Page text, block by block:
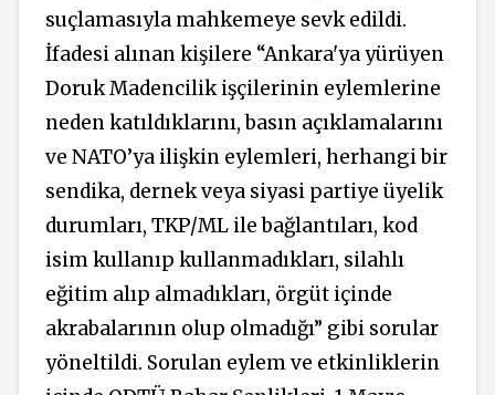
suçlamasıyla mahkemeye sevk edildi.
İfadesi alınan kişilere “Ankara'ya yürüyen
Doruk Madencilik işçilerinin eylemlerine
neden katıldıklarını, basın açıklamalarını
ve NATO’ya ilişkin eylemleri, herhangi bir
sendika, dernek veya siyasi partiye üyelik
durumları, TKP/ML ile bağlantıları, kod
isim kullanıp kullanmadıkları, silahlı
eğitim alıp almadıkları, örgüt içinde
akrabalarının olup olmadığı” gibi sorular
yöneltildi. Sorulan eylem ve etkinliklerin